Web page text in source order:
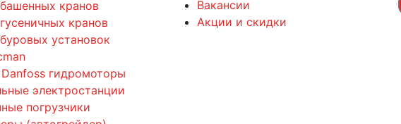
кранов
кранов
установок
Danfoss гидромоторы
электростанции
погрузчики
Вакансии
Акции и скидки